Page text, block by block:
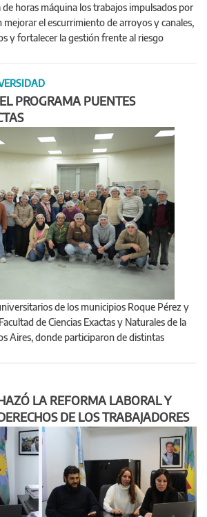
el escurrimiento de arroyos y canales,
y fortalecer la gestión frente al riesgo
PROGRAMA PUENTES
de Ciencias Exactas y Naturales de la
Aires, donde participaron de distintas
LA REFORMA LABORAL Y
DE LOS TRABAJADORES